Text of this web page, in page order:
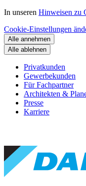
In unseren Hinweisen zu
Cookie-Einstellungen
Alle annehmen
Alle ablehnen
Privatkunden
Gewerbekunden
Für Fachpartner
Architekten &
Presse
Karriere